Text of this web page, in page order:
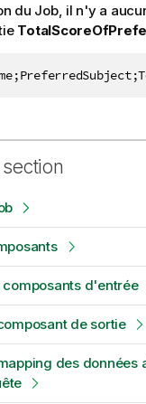
du Job, il n'y a
d'entrée
de sortie
des données